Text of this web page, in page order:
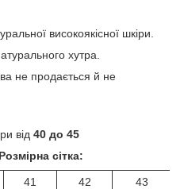
високоякісної шкіри.
хутра.
не продається й не
від 40 до 45
сітка:
41 42
43